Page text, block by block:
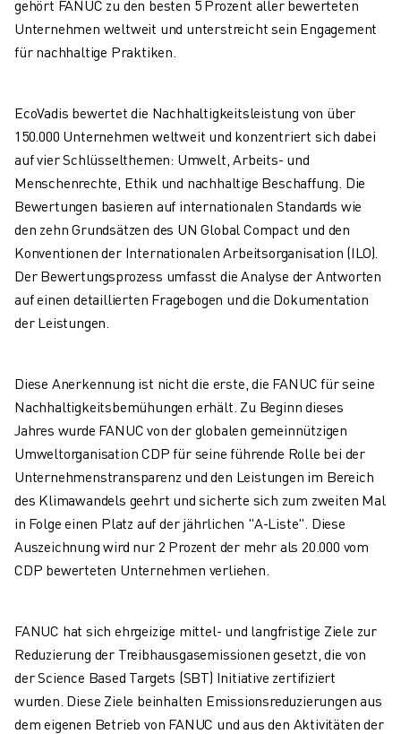
ROBODRILL ROBOTER-PAKET
ROBODRILL BILDUNGSPAKET
ROBOSHOT ELEKTRISCHE SPRITZGUSSMASCHINEN
ROBOSHOT HARDWARE
ROBOSHOT SOFTWARE
ROBOSHOT NACHHALTIGKEIT
ROBOSHOT ROBOTER-PAKET
ROBOSHOT VORBEUGENDE WARTUNG
ROBOSHOT TOTAL COST OF OWNERSHIP
DRAHTERODIERMASCHINEN
ROBOCUT DRAHTERODIERMASCHINEN
ROBOCUT HARDWARE
ROBOCUT NACHHALTIGKEIT
IIOT-LÖSUNGEN
INTELLIGENTE FABRIKLÖSUNGEN
PRODUKTREGISTRIERUNG » FANUC PORTAL
FALLBEISPIELE
LÖSUNGEN
BRANCHEN
ALLE BRANCHEN
LUFT- UND RAUMFAHRT
ELEKTRISCHE FAHRZEUGE
ELEKTRONIK
LEBENSMITTEL UND GETRÄNKE
MEDIZIN
KUNSTSTOFFE
gehört FANUC zu den besten 5 Prozent aller bewerteten
Unternehmen weltweit und unterstreicht sein Engagement
für nachhaltige Praktiken.
EcoVadis bewertet die Nachhaltigkeitsleistung von über
150.000 Unternehmen weltweit und konzentriert sich dabei
auf vier Schlüsselthemen: Umwelt, Arbeits- und
Menschenrechte, Ethik und nachhaltige Beschaffung. Die
Bewertungen basieren auf internationalen Standards wie
den zehn Grundsätzen des UN Global Compact und den
Konventionen der Internationalen Arbeitsorganisation (ILO).
Der Bewertungsprozess umfasst die Analyse der Antworten
auf einen detaillierten Fragebogen und die Dokumentation
der Leistungen.
Diese Anerkennung ist nicht die erste, die FANUC für seine
Nachhaltigkeitsbemühungen erhält. Zu Beginn dieses
Jahres wurde FANUC von der globalen gemeinnützigen
Umweltorganisation CDP für seine führende Rolle bei der
Unternehmenstransparenz und den Leistungen im Bereich
des Klimawandels geehrt und sicherte sich zum zweiten Mal
in Folge einen Platz auf der jährlichen "A-Liste". Diese
Auszeichnung wird nur 2 Prozent der mehr als 20.000 vom
CDP bewerteten Unternehmen verliehen.
FANUC hat sich ehrgeizige mittel- und langfristige Ziele zur
Reduzierung der Treibhausgasemissionen gesetzt, die von
der Science Based Targets (SBT) Initiative zertifiziert
wurden. Diese Ziele beinhalten Emissionsreduzierungen aus
dem eigenen Betrieb von FANUC und aus den Aktivitäten der